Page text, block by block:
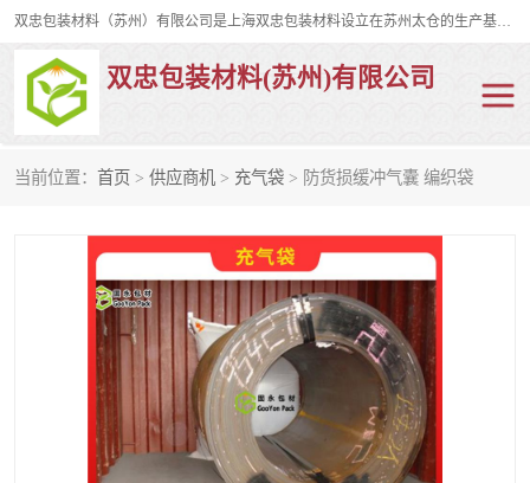
双忠包装材料（苏州）有限公司是上海双忠包装材料设立在苏州太仓的生产基地，占地约2万平米，产品主要有打孔缠绕膜，拉伸蜂窝纸，集装箱充气袋，滑托板，打包带，裹包网兜，防滑纸等箱体和托盘的运输和保护性包材。固永包材®，GooYon Pack®，是我们保护性包装材料的专属品牌。
双忠包装材料(苏州)有限公司
当前位置： 首页 > 供应商机 > 充气袋 > 防货损缓冲气囊 编织袋
裹包网兜 纤维打包带
充气袋
缠绕膜
托盘裹包网兜